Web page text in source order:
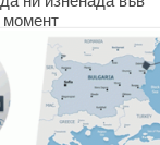
момент